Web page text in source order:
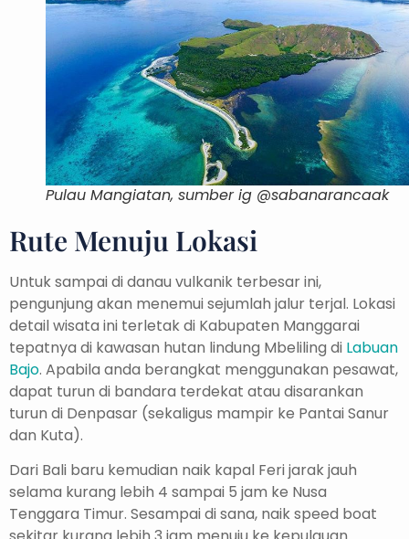
Pulau Mangiatan, sumber ig @sabanarancaak
Rute Menuju Lokasi
Untuk sampai di danau vulkanik terbesar ini,
pengunjung akan menemui sejumlah jalur terjal. Lokasi
detail wisata ini terletak di Kabupaten Manggarai
tepatnya di kawasan hutan lindung Mbeliling di Labuan
Bajo. Apabila anda berangkat menggunakan pesawat,
dapat turun di bandara terdekat atau disarankan
turun di Denpasar (sekaligus mampir ke Pantai Sanur
dan Kuta).
Dari Bali baru kemudian naik kapal Feri jarak jauh
selama kurang lebih 4 sampai 5 jam ke Nusa
Tenggara Timur. Sesampai di sana, naik speed boat